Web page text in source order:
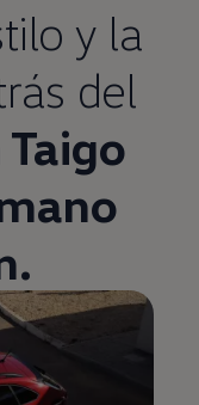
y la
del
Taigo